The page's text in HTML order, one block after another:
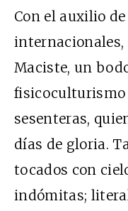
Con el auxilio
Maciste, un
fisicoculturismo
sesenteras,
días de gloria.
tocados con
indómitas;